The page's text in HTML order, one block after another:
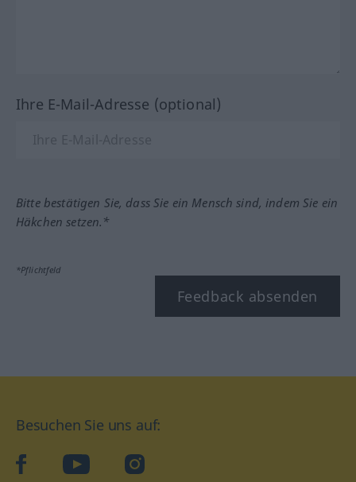
Ihre E-Mail-Adresse (optional)
Bitte bestätigen Sie, dass Sie ein Mensch sind, indem Sie ein
Häkchen setzen.*
*Pflichtfeld
Feedback absenden
Besuchen Sie uns auf:
facebookYouTube Instagram